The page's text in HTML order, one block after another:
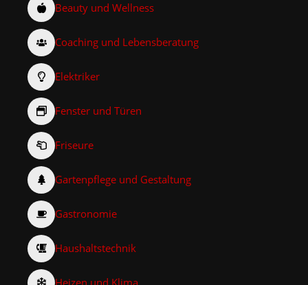
Beauty und Wellness
Coaching und Lebensberatung
Elektriker
Fenster und Türen
Friseure
Gartenpflege und Gestaltung
Gastronomie
Haushaltstechnik